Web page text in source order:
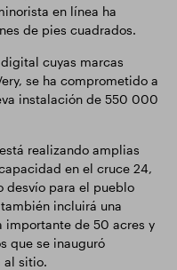
en línea ha
de pies cuadrados.
cuyas marcas
se ha comprometido a
instalación de 550 000
realizando amplias
en el cruce 24,
desvío para el pueblo
incluirá una
importante de 50 acres y
que se inauguró
al sitio.